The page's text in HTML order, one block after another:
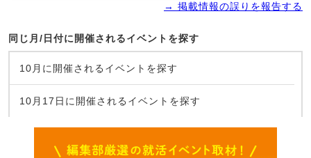
→ 掲載情報の誤りを報告する
同じ月/日付に開催されるイベントを探す
10月に開催されるイベントを探す
10月17日に開催されるイベントを探す